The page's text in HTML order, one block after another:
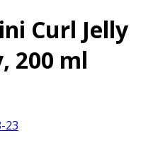
Curl Jelly
200 ml
23